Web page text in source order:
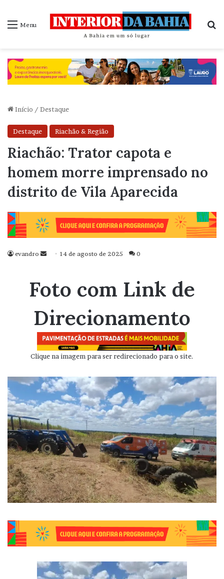
Menu
Início / Destaque
Destaque Riachão & Região
Riachão: Trator capota e
homem morre imprensado no
distrito de Vila Aparecida
evandro
Mande
mail
14 de agosto de 2025 0
Foto com Link de
Direcionamento
Clique na imagem para ser redirecionado para o site.